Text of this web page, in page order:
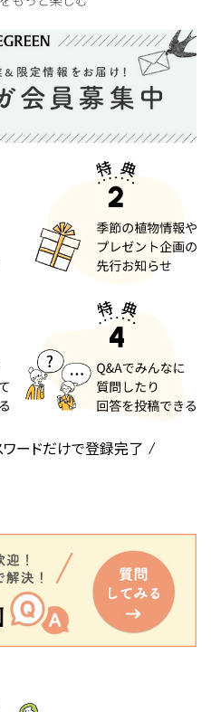
ワードだけで登録完了